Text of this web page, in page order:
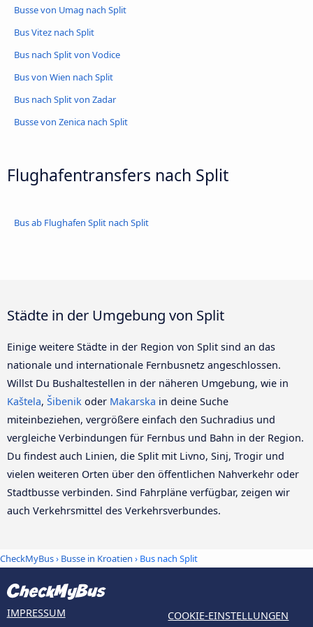
Busse von Umag nach Split
Bus Vitez nach Split
Bus nach Split von Vodice
Bus von Wien nach Split
Bus nach Split von Zadar
Busse von Zenica nach Split
Flughafentransfers nach Split
Bus ab Flughafen Split nach Split
Städte in der Umgebung von Split
Einige weitere Städte in der Region von Split sind an das
nationale und internationale Fernbusnetz angeschlossen.
Willst Du Bushaltestellen in der näheren Umgebung, wie in
Kaštela, Šibenik oder Makarska in deine Suche
miteinbeziehen, vergrößere einfach den Suchradius und
vergleiche Verbindungen für Fernbus und Bahn in der Region.
Du findest auch Linien, die Split mit Livno, Sinj, Trogir und
vielen weiteren Orten über den öffentlichen Nahverkehr oder
Stadtbusse verbinden. Sind Fahrpläne verfügbar, zeigen wir
auch Verkehrsmittel des Verkehrsverbundes.
CheckMyBus› Busse in Kroatien › Bus nach Split
IMPRESSUM
COOKIE-EINSTELLUNGEN